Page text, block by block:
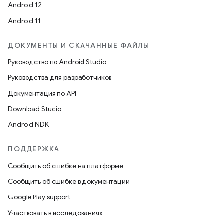
Android 12
Android 11
ДОКУМЕНТЫ И СКАЧАННЫЕ ФАЙЛЫ
Руководство по Android Studio
Руководства для разработчиков
Документация по API
Download Studio
Android NDK
ПОДДЕРЖКА
Сообщить об ошибке на платформе
Сообщить об ошибке в документации
Google Play support
Участвовать в исследованиях